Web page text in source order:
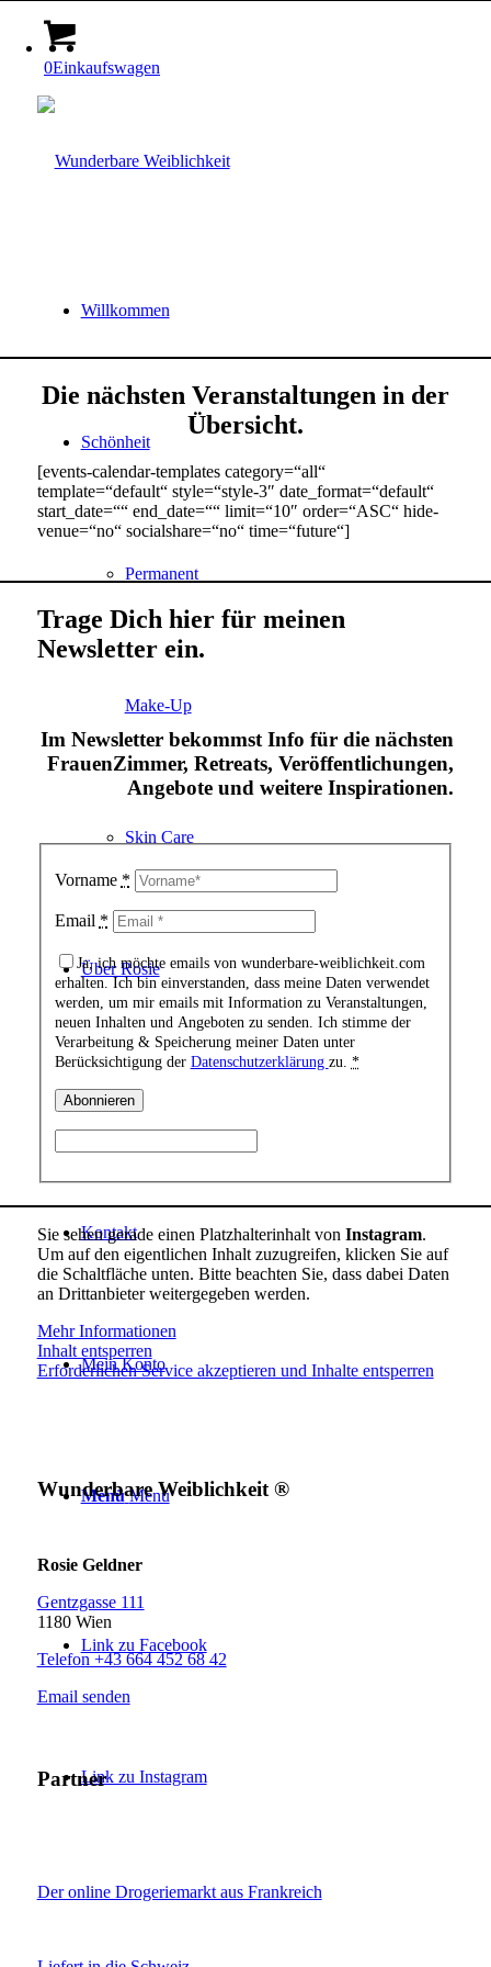
0Einkaufswagen
Willkommen
Schönheit
Permanent
Make-Up
Skin Care
Über Rosie
Shop
Kontakt
Mein Konto
Menü Menü
Link zu Facebook
Link zu Instagram
Die nächsten Veranstaltungen in der
Übersicht.
[events-calendar-templates category=“all“
template=“default“ style=“style-3″ date_format=“default“
start_date=““ end_date=““ limit=“10″ order=“ASC“ hide-
venue=“no“ socialshare=“no“ time=“future“]
Trage Dich hier für meinen
Newsletter ein.
Im Newsletter bekommst Info für die nächsten
FrauenZimmer, Retreats, Veröffentlichungen,
Angebote und weitere Inspirationen.
Vorname *
Email *
Ja, ich möchte emails von wunderbare-weiblichkeit.com
erhalten. Ich bin einverstanden, dass meine Daten verwendet
werden, um mir emails mit Information zu Veranstaltungen,
neuen Inhalten und Angeboten zu senden. Ich stimme der
Verarbeitung & Speicherung meiner Daten unter
Berücksichtigung der Datenschutzerklärung zu. *
Sie sehen gerade einen Platzhalterinhalt von Instagram.
Um auf den eigentlichen Inhalt zuzugreifen, klicken Sie auf
die Schaltfläche unten. Bitte beachten Sie, dass dabei Daten
an Drittanbieter weitergegeben werden.
Mehr Informationen
Inhalt entsperren
Erforderlichen Service akzeptieren und Inhalte entsperren
Wunderbare Weiblichkeit ®
Rosie Geldner
Gentzgasse 111
1180 Wien
Telefon +43 664 452 68 42
Email senden
Partner
Der online Drogeriemarkt aus Frankreich